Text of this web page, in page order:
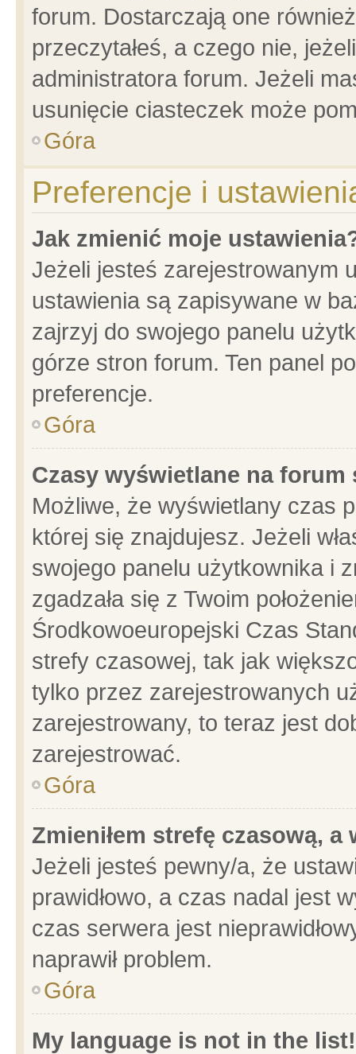
forum. Dostarczają one
przeczytałeś, a czego nie,
administratora forum. Jeżeli
usunięcie ciasteczek może
Góra
Preferencje i
Jak zmienić moje
Jeżeli jesteś zarejestrowanym
ustawienia są zapisywane w
zajrzyj do swojego panelu
górze stron forum. Ten panel
preferencje.
Góra
Czasy wyświetlane na forum
Możliwe, że wyświetlany czas
której się znajdujesz. Jeżeli
swojego panelu użytkownika i
zgadzała się z Twoim
Środkowoeuropejski Czas
strefy czasowej, tak jak
tylko przez zarejestrowanych
zarejestrowany, to teraz jest
zarejestrować.
Góra
Zmieniłem strefę czasową,
Jeżeli jesteś pewny/a, że
prawidłowo, a czas nadal jest
czas serwera jest
naprawił problem.
Góra
My language is not in the list!